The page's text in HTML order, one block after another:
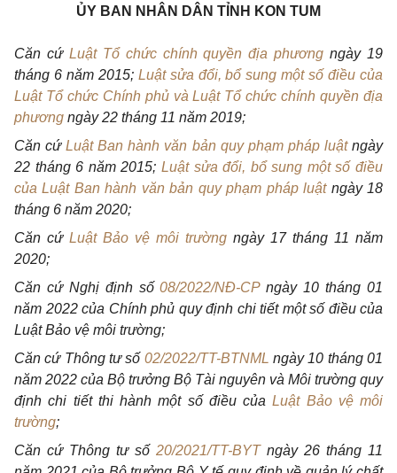
ỦY BAN NHÂN DÂN TỈNH KON TUM
Căn cứ Luật Tổ chức chính quyền địa phươngngày 19
tháng 6 năm 2015;Luật sửa đổi, bổ sung một số điều của
Luật Tổ chức Chính phủ và Luật Tổ chức chính quyền địa
phương ngày 22 tháng 11 năm 2019;
Căn cứLuật Ban hành văn bản quy phạm pháp luậtngày
22 tháng 6 năm 2015; Luật sửa đổi, bổ sung một số điều
của Luật Ban hành văn bản quy phạm pháp luật ngày 18
tháng 6 năm 2020;
Căn cứ Luật Bảo vệ môi trường ngày 17 tháng 11 năm
2020;
Căn cứ Nghị định số08/2022/NĐ-CPngày 10 tháng 01
năm 2022 của Chính phủ quy định chi tiết một số điều của
Luật Bảo vệ môi trường;
Căn cứ Thông tư số 02/2022/TT-BTNML ngày 10 tháng 01
năm 2022 của Bộ trưởng Bộ Tài nguyên và Môi trường quy
định chi tiết thi hành một số điều củaLuật Bảo vệ môi
trường;
Căn cứ Thông tư số 20/2021/TT-BYT ngày 26 tháng 11